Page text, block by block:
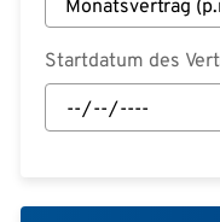
Startdatum des
Startdatum
des